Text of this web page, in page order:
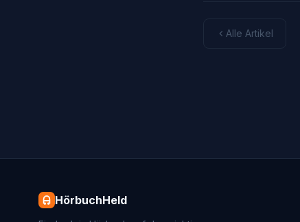
Alle Artikel
HörbuchHeld